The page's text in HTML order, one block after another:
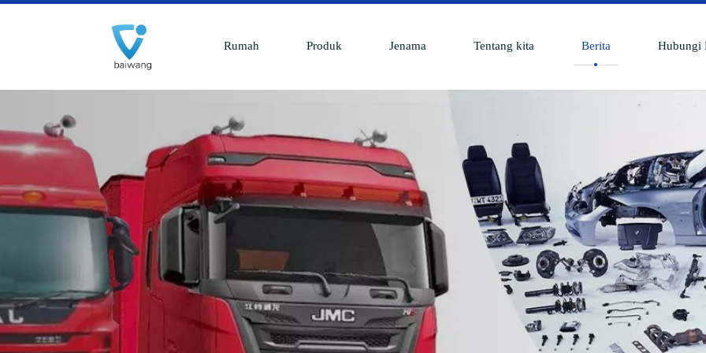
Rumah Produk Jenama Tentang kita Berita Hubungi